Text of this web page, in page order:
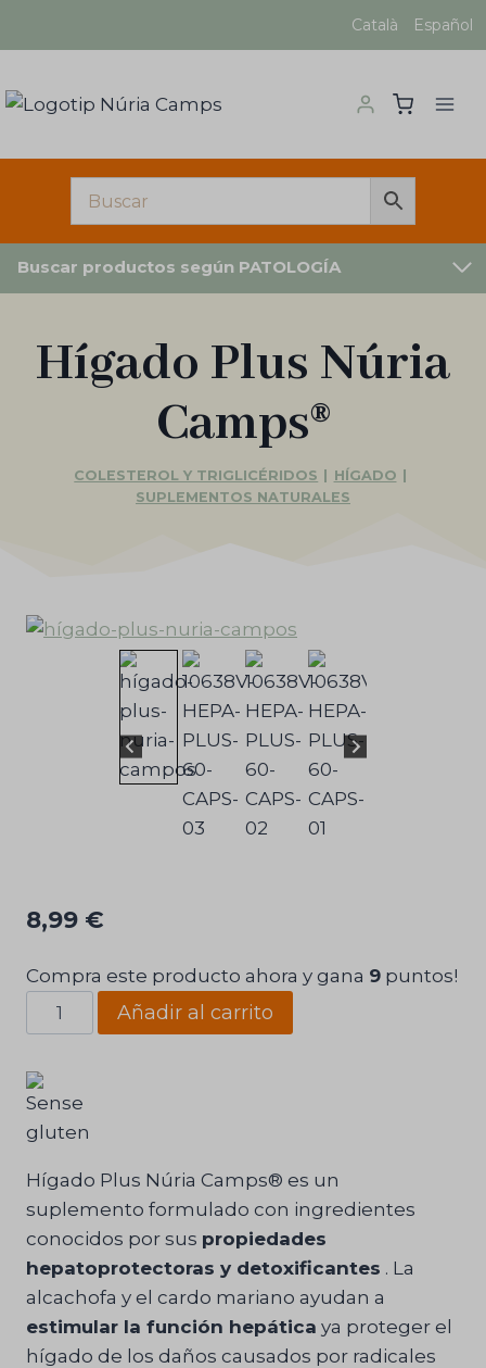
Català Español
Buscar productos según PATOLOGÍA
Hígado Plus Núria
Camps®
COLESTEROL Y TRIGLICÉRIDOS HÍGADO
SUPLEMENTOS NATURALES
8,99 €
Compra este producto ahora y gana 9 puntos!
Hígado
Plus
Camps®
cantidad
Añadir al carrito
Hígado Plus Núria Camps® es un
suplemento formulado con ingredientes
conocidos por sus propiedades
hepatoprotectoras y detoxificantes . La
alcachofa y el cardo mariano ayudan a
estimular la función hepática ya proteger el
hígado de los daños causados ​​por radicales